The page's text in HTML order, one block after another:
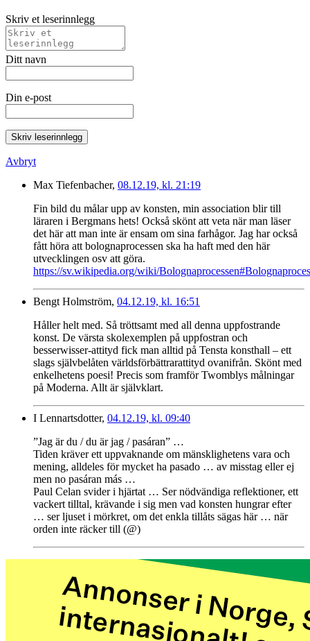
Skriv et leserinnlegg
Ditt navn
Din e-post
Skriv leserinnlegg
Avbryt
Max Tiefenbacher, 08.12.19, kl. 21:19
Fin bild du målar upp av konsten, min association blir till
läraren i Bergmans hets! Också skönt att veta när man läser
det här att man inte är ensam om sina farhågor. Jag har också
fått höra att bolognaprocessen ska ha haft med den här
utvecklingen osv att göra.
https://sv.wikipedia.org/wiki/
Bengt Holmström, 04.12.19, kl. 16:51
Håller helt med. Så tröttsamt med all denna uppfostrande
konst. De värsta skolexemplen på uppfostran och
besserwisser-attityd fick man alltid på Tensta konsthall – ett
slags självbelåten världsförbättrarattityd ovanifrån. Skönt med
enkelhetens poesi! Precis som framför Twomblys målningar
på Moderna. Allt är självklart.
I Lennartsdotter, 04.12.19, kl. 09:40
”Jag är du / du är jag / pasáran” …
Tiden kräver ett uppvaknande om mänsklighetens vara och
mening, alldeles för mycket ha pasado … av misstag eller ej
men no pasáran más …
Paul Celan svider i hjärtat … Ser nödvändiga reflektioner, ett
vackert tilltal, krävande i sig men vad konsten hungrar efter
… ser ljuset i mörkret, om det enkla tillåts sägas här … när
orden inte räcker till (@)